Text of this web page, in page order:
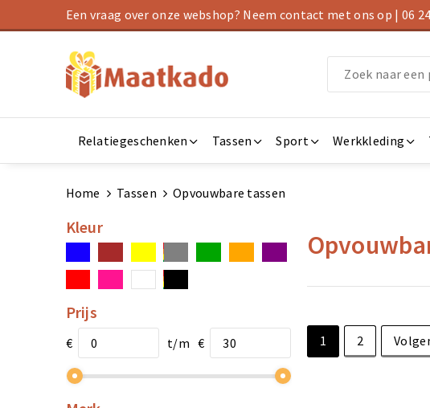
Een vraag over onze webshop? Neem contact met ons op | 06
Relatiegeschenken Tassen Sport Werkkleding
Home Tassen Opvouwbare tassen
Kleur
Prijs
€ t/m € 1 2